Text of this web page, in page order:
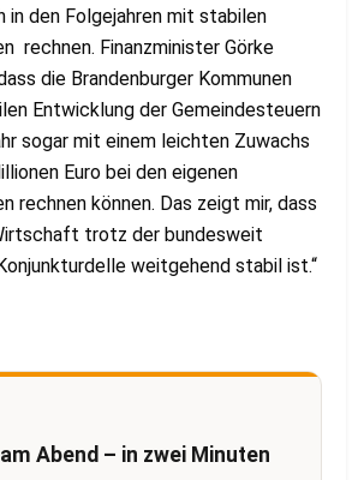
in den Folgejahren mit stabilen
rechnen. Finanzminister Görke
die Brandenburger Kommunen
Entwicklung der Gemeindesteuern
sogar mit einem leichten Zuwachs
Euro bei den eigenen
rechnen können. Das zeigt mir, dass
trotz der bundesweit
weitgehend stabil ist.“
Abend – in zwei Minuten